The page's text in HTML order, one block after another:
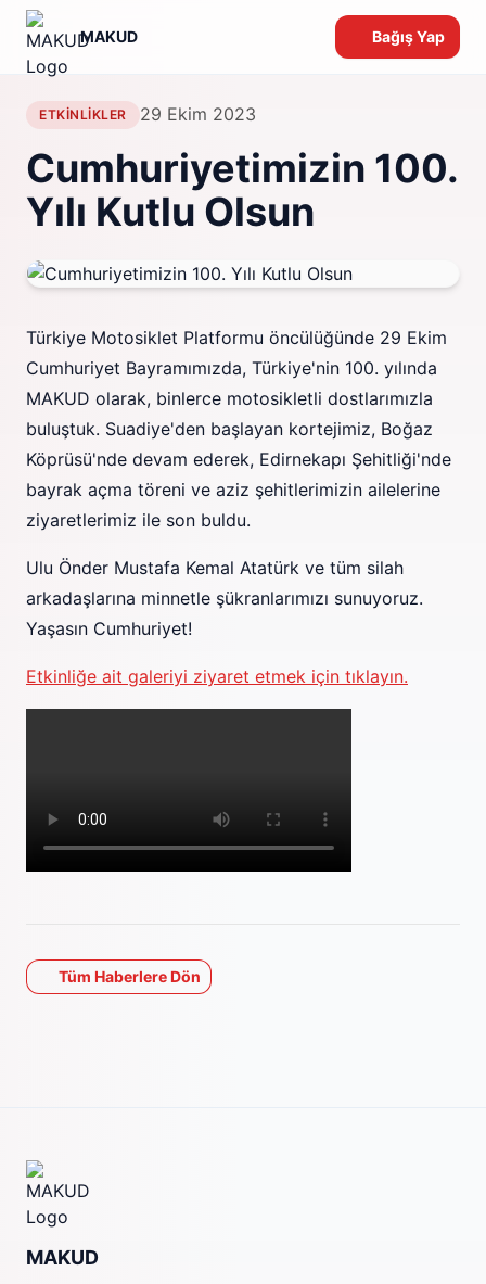
MAKUD Bağış Yap
ETKINLIKLER 29 Ekim 2023
Cumhuriyetimizin 100.
Yılı Kutlu Olsun
Türkiye Motosiklet Platformu öncülüğünde 29 Ekim
Cumhuriyet Bayramımızda, Türkiye'nin 100. yılında
MAKUD olarak, binlerce motosikletli dostlarımızla
buluştuk. Suadiye'den başlayan kortejimiz, Boğaz
Köprüsü'nde devam ederek, Edirnekapı Şehitliği'nde
bayrak açma töreni ve aziz şehitlerimizin ailelerine
ziyaretlerimiz ile son buldu.
Ulu Önder Mustafa Kemal Atatürk ve tüm silah
arkadaşlarına minnetle şükranlarımızı sunuyoruz.
Yaşasın Cumhuriyet!
Etkinliğe ait galeriyi ziyaret etmek için tıklayın.
Tüm Haberlere Dön
MAKUD